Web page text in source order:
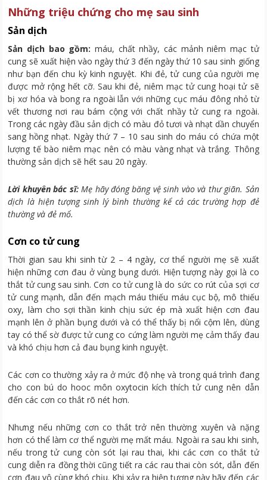
Những triệu chứng cho mẹ sau sinh
Sản dịch
Sản dịch bao gồm: máu, chất nhầy, các mảnh niêm mạc tử
cung sẽ xuất hiện vào ngày thứ 3 đến ngày thứ 10 sau sinh giống
như bạn đến chu kỳ kinh nguyệt. Khi đẻ, tử cung của người mẹ
được mở rộng hết cỡ. Sau khi đẻ, niêm mạc tử cung hoại tử sẽ
bị xơ hóa và bong ra ngoài lẫn với những cục máu đông nhỏ từ
vết thương nơi rau bám cộng với chất nhầy tử cung ra ngoài.
Trong các ngày đầu sản dịch có màu đỏ tươi và nhạt dần chuyển
sang hồng nhạt. Ngày thứ 7 – 10 sau sinh do máu có chứa một
lượng tế bào niêm mạc nên có màu vàng nhạt và trắng. Thông
thường sản dịch sẽ hết sau 20 ngày.
Lời khuyên bác sĩ:Mẹ hãy đóng băng vệ sinh vào và thư giãn. Sản
dịch là hiện tượng sinh lý bình thường kể cả các trường hợp đẻ
thường và đẻ mổ.
Cơn co tử cung
Thời gian sau khi sinh từ 2 – 4 ngày, cơ thể người mẹ sẽ xuất
hiện những cơn đau ở vùng bụng dưới. Hiện tượng này gọi là co
thắt tử cung sau sinh. Cơn co tử cung là do sức co rút của sợi cơ
tử cung mạnh, dẫn đến mạch máu thiếu máu cục bộ, mô thiếu
oxy, làm cho sợi thần kinh chịu sức ép mà xuất hiện cơn đau
mạnh lên ở phần bụng dưới và có thể thấy bị nổi cộm lên, dùng
tay có thể sờ được tử cung co cứng làm người mẹ cảm thấy đau
và khó chịu hơn cả đau bụng kinh nguyệt.
Các cơn co thường xảy ra ở mức độ nhẹ và trong quá trình đang
cho con bú do hooc môn oxytocin kích thích tử cung nên dẫn
đến các cơn co thắt rõ nét hơn.
Nhưng nếu những cơn co thắt trở nên thường xuyên và nặng
hơn có thể làm cơ thể người mẹ mất máu. Ngoài ra sau khi sinh,
nếu trong tử cung còn sót lại rau thai, khi các cơn co thắt tử
cung diễn ra đồng thời cũng tiết ra các rau thai còn sót, dẫn đến
cơn đau vô cùng khó chịu. Khi xảy ra hiện tượng này hãy đến các